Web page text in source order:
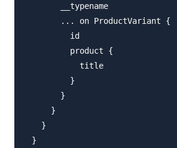
        __typename
        ... on ProductVariant {
          id
          product {
            title
          }
        }
      }
    }
  }